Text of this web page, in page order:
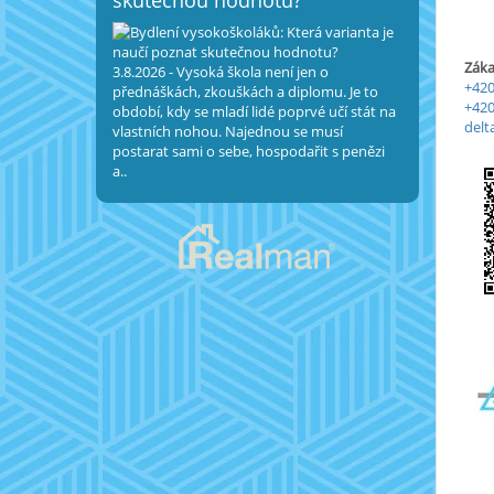
3.8.2026 - Vysoká škola není jen o
přednáškách, zkouškách a diplomu. Je to
období, kdy se mladí lidé poprvé učí stát na
vlastních nohou. Najednou se musí
postarat sami o sebe, hospodařit s penězi
a..